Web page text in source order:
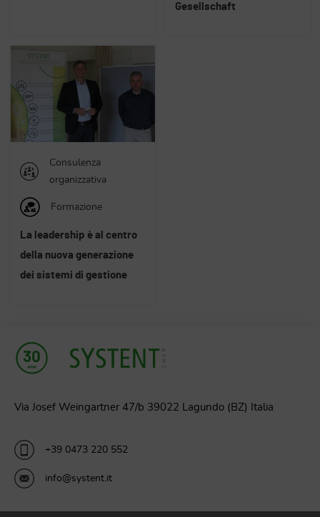
Gesellschaft
Consulenza
organizzativa
Formazione
La leadership è al centro
della nuova generazione
dei sistemi di gestione
Via Josef Weingartner 47/b 39022 Lagundo (BZ) Italia
+39 0473 220 552
info@systent.it